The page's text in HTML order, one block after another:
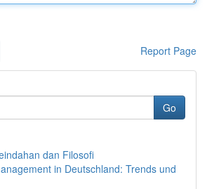
Report Page
Go
dan Filosofi
in Deutschland: Trends und